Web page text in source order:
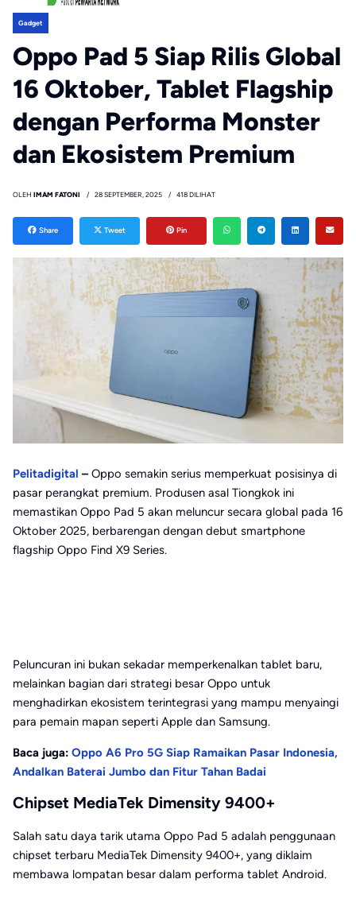
Gadget
Oppo Pad 5 Siap Rilis Global
16 Oktober, Tablet Flagship
dengan Performa Monster
dan Ekosistem Premium
OLEH IMAM FATONI 28 SEPTEMBER, 2025 418 DILIHAT
Share Tweet Pin
Pelitadigital –Oppo semakin serius memperkuat posisinya di
pasar perangkat premium. Produsen asal Tiongkok ini
memastikan Oppo Pad 5 akan meluncur secara global pada 16
Oktober 2025, berbarengan dengan debut smartphone
flagship Oppo Find X9 Series.
Peluncuran ini bukan sekadar memperkenalkan tablet baru,
melainkan bagian dari strategi besar Oppo untuk
menghadirkan ekosistem terintegrasi yang mampu menyaingi
para pemain mapan seperti Apple dan Samsung.
Baca juga: Oppo A6 Pro 5G Siap Ramaikan Pasar Indonesia,
Andalkan Baterai Jumbo dan Fitur Tahan Badai
Chipset MediaTek Dimensity 9400+
Salah satu daya tarik utama Oppo Pad 5 adalah penggunaan
chipset terbaru MediaTek Dimensity 9400+, yang diklaim
membawa lompatan besar dalam performa tablet Android.